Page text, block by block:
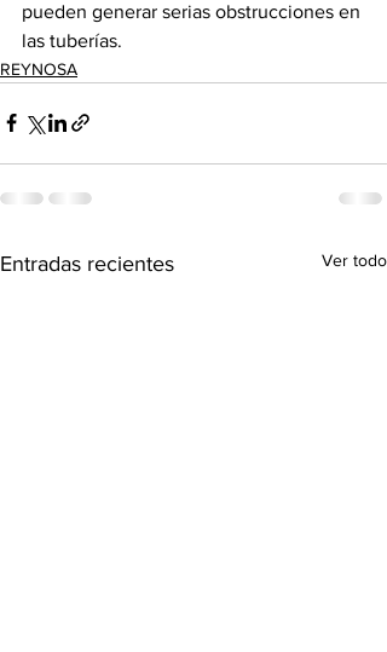
pueden generar serias obstrucciones en
las tuberías.
REYNOSA
Entradas recientes Ver todo